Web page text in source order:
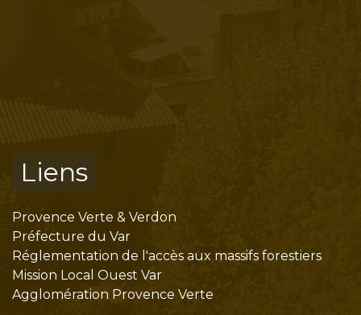
Liens
Provence Verte & Verdon
Préfecture du Var
Réglementation de l'accès aux massifs forestiers
Mission Local Ouest Var
Agglomération Provence Verte